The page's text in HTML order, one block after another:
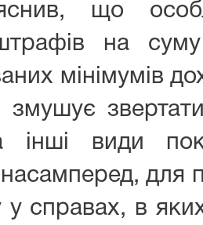
що
на суму
мінімумів
інші види
для
у справах, в